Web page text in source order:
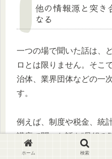
他の情報源と突き
なる
一つの場で聞いた話は、
ロとは限りません。そこ
治体、業界団体などの一
す。
例えば、制度や税金、統
講座で聞いた話を“骨組み
をすると、自分の判断軸
ホーム 検索